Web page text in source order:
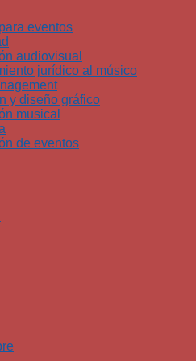
eventos
audiovisual
jurídico al músico
y diseño gráfico
musical
de eventos